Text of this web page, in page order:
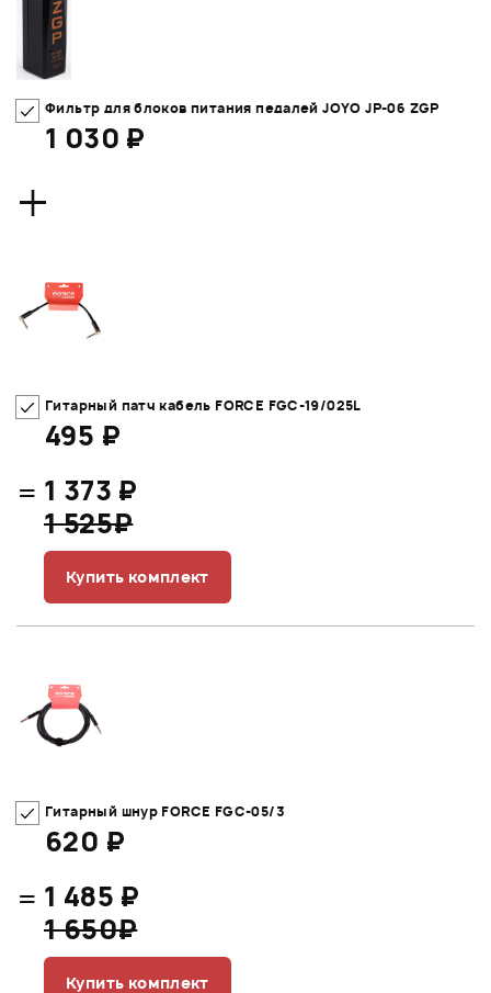
Фильтр для блоков питания педалей JOYO JP-06 ZGP
1 030 ₽
+
Гитарный патч кабель FORCE FGC-19/025L
495 ₽
= 1 373 ₽
1 525₽
Купить комплект
Гитарный шнур FORCE FGC-05/3
620 ₽
= 1 485 ₽
1 650₽
Купить комплект